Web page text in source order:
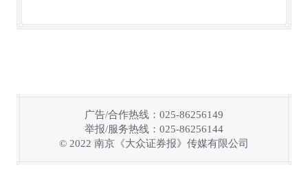
广告/合作热线：025-86256149
举报/服务热线：025-86256144
© 2022 南京《大众证券报》传媒有限公司
链接复制成功！